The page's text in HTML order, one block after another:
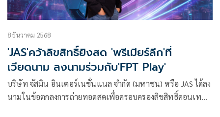
8 ธันวาคม 2568
'JAS'คว้าลิขสิทธิ์ยิงสด 'พรีเมียร์ลีก'ที่
เวียดนาม ลงนามร่วมกับ'FPT Play'
บริษัท จัสมิน อินเตอร์เนชั่นแนล จำกัด (มหาชน) หรือ JAS ได้ลง
นามในข้อตกลงการถ่ายทอดสดเพื่อครอบครองลิขสิทธิ์คอนเทนต์